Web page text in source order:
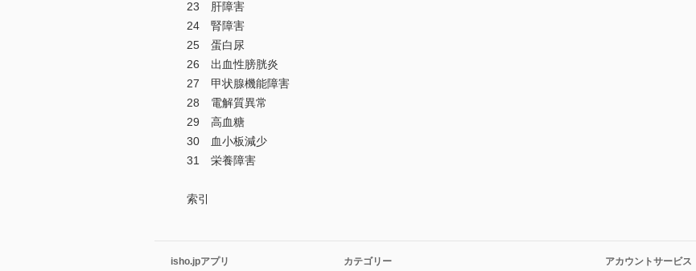
23 肝障害
24 腎障害
25 蛋白尿
26 出血性膀胱炎
27 甲状腺機能障害
28 電解質異常
29 高血糖
30 血小板減少
31 栄養障害
索引
isho.jpアプリ カテゴリー アカウントサービス